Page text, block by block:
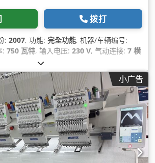
拨打
: 2007, 功能: 完全功能, 机器/车辆编号:
: 750 瓦特, 输入电压: 230 V, 气动连接: 7 横
小广告